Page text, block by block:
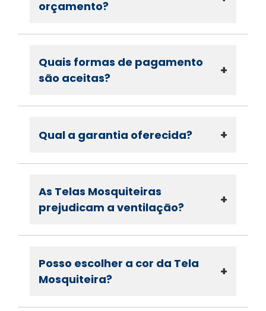
orçamento?
Quais formas de pagamento
são aceitas?
+
Qual a garantia oferecida? +
As Telas Mosquiteiras
prejudicam a ventilação?
+
Posso escolher a cor da Tela
Mosquiteira?
+